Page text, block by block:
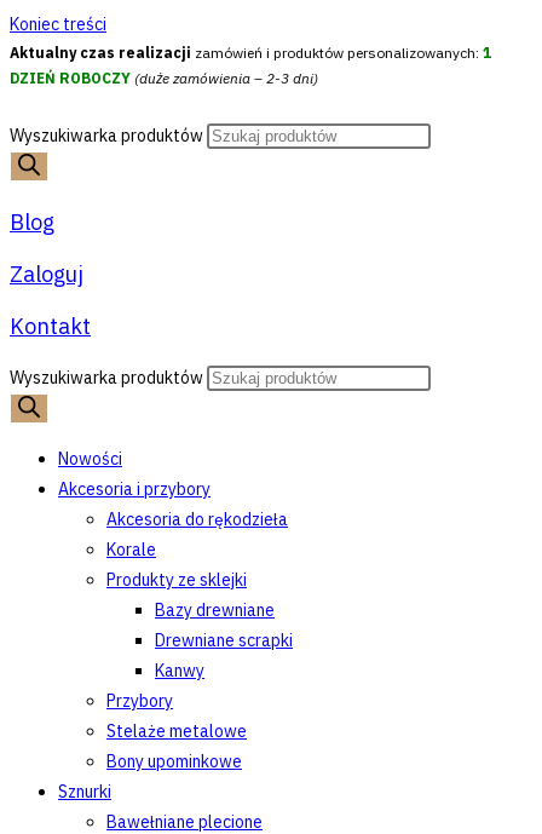
Koniec treści
Aktualny czas realizacji zamówień i produktów personalizowanych: 1
DZIEŃ ROBOCZY (duże zamówienia – 2-3 dni)
Wyszukiwarka produktów
Blog
Zaloguj
Kontakt
Wyszukiwarka produktów
Nowości
Akcesoria i przybory
Akcesoria do rękodzieła
Korale
Produkty ze sklejki
Bazy drewniane
Drewniane scrapki
Kanwy
Przybory
Stelaże metalowe
Bony upominkowe
Sznurki
Bawełniane plecione